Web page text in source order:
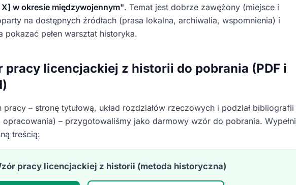
w okresie międzywojennym". Temat jest dobrze zawężony (miejsce i
na dostępnych źródłach (prasa lokalna, archiwalia, wspomnienia) i
pokazać pełen warsztat historyka.
pracy licencjackiej z historii do pobrania (PDF i
pracy – stronę tytułową, układ rozdziałów rzeczowych i podział bibliografii
opracowania) – przygotowaliśmy jako darmowy wzór do pobrania.
treścią:
pracy licencjackiej z historii (metoda historyczna)